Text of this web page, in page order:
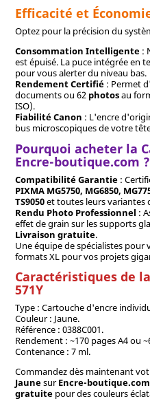
Efficacité et
Optez pour la précision du
Consommation Intelligente:
est épuisé. La puce intégrée en
pour vous alerter du niveau bas.
Rendement Certifié: Permet
documents ou 62photosau
ISO).
Fiabilité Canon : L'encre
bus microscopiques de votre
Pourquoi acheter la
Encre-boutique.com ?
Compatibilité Garantie:
PIXMA MG5750, MG6850,
TS9050et toutes leurs variantes
Rendu Photo Professionnel :
effet de grain sur les supports
Livraison gratuite.
Une équipe de spécialistes
formats XL pour vos projets
Caractéristiques de
571Y
Type : Cartouche d'encre
Couleur : Jaune.
Référence : 0388C001.
Rendement : ~170 pages A4 ou
Contenance : 7 ml.
Commandez dès maintenant
JaunesurEncre-boutique.com
gratuitepour des couleurs